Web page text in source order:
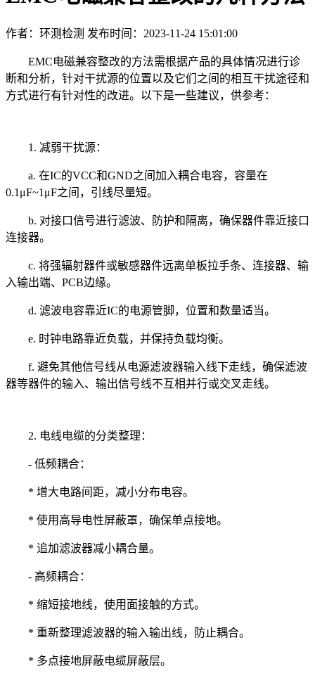
作者：环测检测 发布时间：2023-11-24 15:01:00
EMC电磁兼容整改的方法需根据产品的具体情况进行诊
断和分析，针对干扰源的位置以及它们之间的相互干扰途径和
方式进行有针对性的改进。以下是一些建议，供参考：
1. 减弱干扰源：
a. 在IC的VCC和GND之间加入耦合电容，容量在
0.1μF~1μF之间，引线尽量短。
b. 对接口信号进行滤波、防护和隔离，确保器件靠近接口
连接器。
c. 将强辐射器件或敏感器件远离单板拉手条、连接器、输
入输出端、PCB边缘。
d. 滤波电容靠近IC的电源管脚，位置和数量适当。
e. 时钟电路靠近负载，并保持负载均衡。
f. 避免其他信号线从电源滤波器输入线下走线，确保滤波
器等器件的输入、输出信号线不互相并行或交叉走线。
2. 电线电缆的分类整理：
- 低频耦合：
* 增大电路间距，减小分布电容。
* 使用高导电性屏蔽罩，确保单点接地。
* 追加滤波器减小耦合量。
- 高频耦合：
* 缩短接地线，使用面接触的方式。
* 重新整理滤波器的输入输出线，防止耦合。
* 多点接地屏蔽电缆屏蔽层。